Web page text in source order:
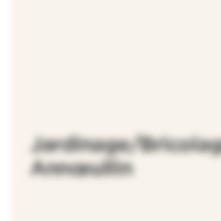
Jardinage/
Annœullin